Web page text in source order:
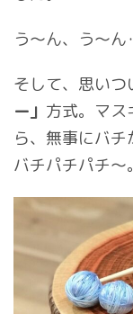
う〜ん、う〜ん
そして、思いつ
ー」 方式。マス
ら、無事にバ
バチパチパチ〜。